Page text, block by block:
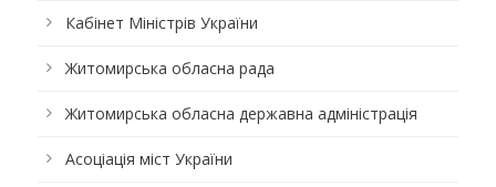
Кабінет Міністрів України
Житомирська обласна рада
Житомирська обласна державна адміністрація
Асоціація міст України